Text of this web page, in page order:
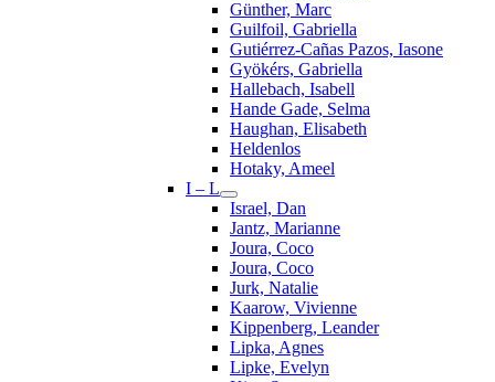
Günther, Marc
Guilfoil, Gabriella
Gutiérrez-Cañas Pazos, Iasone
Gyökérs, Gabriella
Hallebach, Isabell
Hande Gade, Selma
Haughan, Elisabeth
Heldenlos
Hotaky, Ameel
I – L
Israel, Dan
Jantz, Marianne
Joura, Coco
Joura, Coco
Jurk, Natalie
Kaarow, Vivienne
Kippenberg, Leander
Lipka, Agnes
Lipke, Evelyn